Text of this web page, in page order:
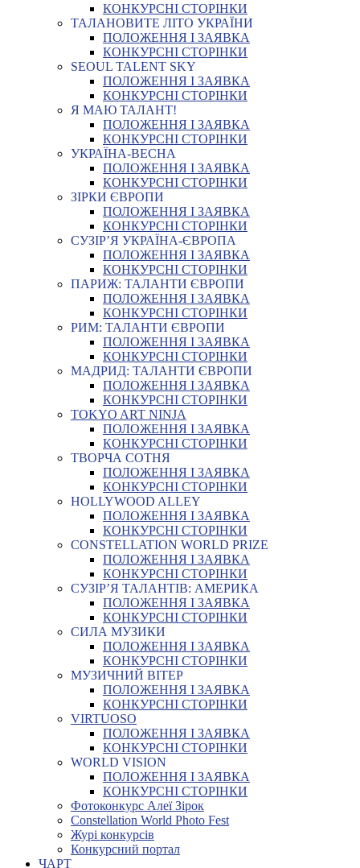
КОНКУРСНІ СТОРІНКИ
ТАЛАНОВИТЕ ЛІТО УКРАЇНИ
ПОЛОЖЕННЯ І ЗАЯВКА
КОНКУРСНІ СТОРІНКИ
SEOUL TALENT SKY
ПОЛОЖЕННЯ І ЗАЯВКА
КОНКУРСНІ СТОРІНКИ
Я МАЮ ТАЛАНТ!
ПОЛОЖЕННЯ І ЗАЯВКА
КОНКУРСНІ СТОРІНКИ
УКРАЇНА-ВЕСНА
ПОЛОЖЕННЯ І ЗАЯВКА
КОНКУРСНІ СТОРІНКИ
ЗІРКИ ЄВРОПИ
ПОЛОЖЕННЯ І ЗАЯВКА
КОНКУРСНІ СТОРІНКИ
СУЗІР’Я УКРАЇНА-ЄВРОПА
ПОЛОЖЕННЯ І ЗАЯВКА
КОНКУРСНІ СТОРІНКИ
ПАРИЖ: ТАЛАНТИ ЄВРОПИ
ПОЛОЖЕННЯ І ЗАЯВКА
КОНКУРСНІ СТОРІНКИ
РИМ: ТАЛАНТИ ЄВРОПИ
ПОЛОЖЕННЯ І ЗАЯВКА
КОНКУРСНІ СТОРІНКИ
МАДРИД: ТАЛАНТИ ЄВРОПИ
ПОЛОЖЕННЯ І ЗАЯВКА
КОНКУРСНІ СТОРІНКИ
TOKYO ART NINJA
ПОЛОЖЕННЯ І ЗАЯВКА
КОНКУРСНІ СТОРІНКИ
ТВОРЧА СОТНЯ
ПОЛОЖЕННЯ І ЗАЯВКА
КОНКУРСНІ СТОРІНКИ
HOLLYWOOD ALLEY
ПОЛОЖЕННЯ І ЗАЯВКА
КОНКУРСНІ СТОРІНКИ
CONSTELLATION WORLD PRIZE
ПОЛОЖЕННЯ І ЗАЯВКА
КОНКУРСНІ СТОРІНКИ
СУЗІР’Я ТАЛАНТІВ: АМЕРИКА
ПОЛОЖЕННЯ І ЗАЯВКА
КОНКУРСНІ СТОРІНКИ
СИЛА МУЗИКИ
ПОЛОЖЕННЯ І ЗАЯВКА
КОНКУРСНІ СТОРІНКИ
МУЗИЧНИЙ ВІТЕР
ПОЛОЖЕННЯ І ЗАЯВКА
КОНКУРСНІ СТОРІНКИ
VIRTUOSO
ПОЛОЖЕННЯ І ЗАЯВКА
КОНКУРСНІ СТОРІНКИ
WORLD VISION
ПОЛОЖЕННЯ І ЗАЯВКА
КОНКУРСНІ СТОРІНКИ
Фотоконкурс Алеї Зірок
Constellation World Photo Fest
Журі конкурсів
Конкурсний портал
ЧАРТ